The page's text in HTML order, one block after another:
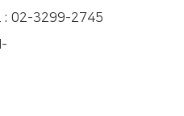
: 02-3299-2745